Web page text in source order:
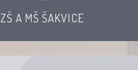
ZŠ A MŠ ŠAKVICE